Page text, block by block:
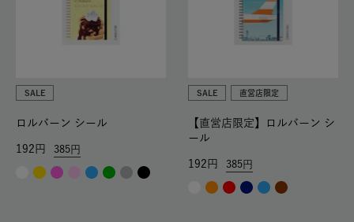
SALE
ロルバーン シール
385
192
SALE 直営店限定
【直営店限定】ロルバーン シ
ール
385
192